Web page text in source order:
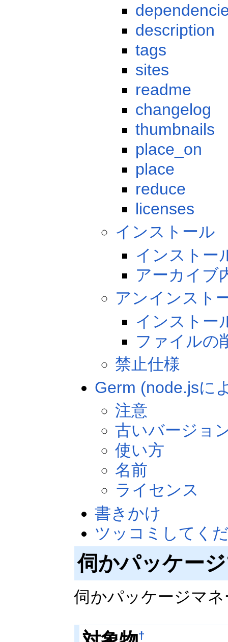
description
tags
sites
readme
changelog
thumbnails
place_on
place
reduce
licenses
インストール
インストー
アーカイブ
アンインスト
インストー
ファイルの
禁止仕様
Germ (node.jsに
注意
古いバージョ
使い方
名前
ライセンス
書きかけ
ツッコミしてく
伺かパッケー
伺かパッケージマ
†